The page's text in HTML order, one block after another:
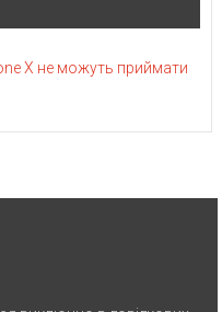
X не можуть приймати